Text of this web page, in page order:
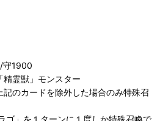
守1900
精霊獣」モンスター
のカードを除外した場合のみ特殊召
ゴ」を１ターンに１度しか特殊召喚で